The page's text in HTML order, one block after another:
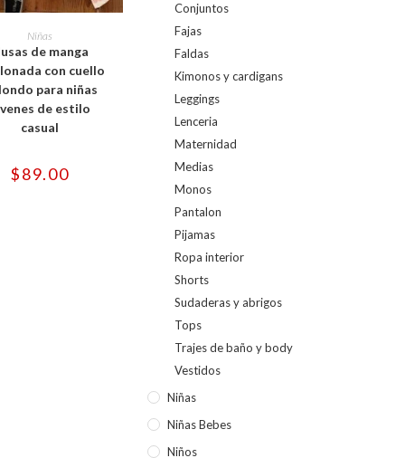
OPCIONES
Este
producto
tiene
múltiples
variantes.
opciones
se
elegir
página
de
Niñas
de manga
con cuello
para niñas
de estilo
casual
$89.00
Conjuntos
Fajas
Faldas
Kimonos y cardigans
Leggings
Lenceria
Maternidad
Medias
Monos
Pantalon
Pijamas
Ropa interior
Shorts
Sudaderas y abrigos
Tops
Trajes de baño y body
Vestidos
Niñas
Niñas Bebes
Niños